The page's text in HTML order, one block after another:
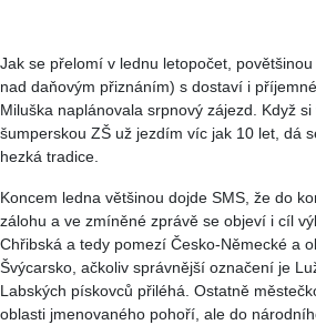
Jak se přelomí v lednu letopočet,
nad daňovým přiznáním) s dostaví i
Miluška naplánovala srpnový zájezd. Když
šumperskou ZŠ už jezdím víc jak 10 let, dá
hezká tradice.
Koncem ledna většinou dojde SMS, že do
zálohu a ve zmíněné zprávě se objeví i cíl
Chřibská a tedy pomezí Česko-Německé a
Švýcarsko, ačkoliv správnější označení je
Labských pískovců přiléhá. Ostatně
oblasti jmenovaného pohoří, ale do